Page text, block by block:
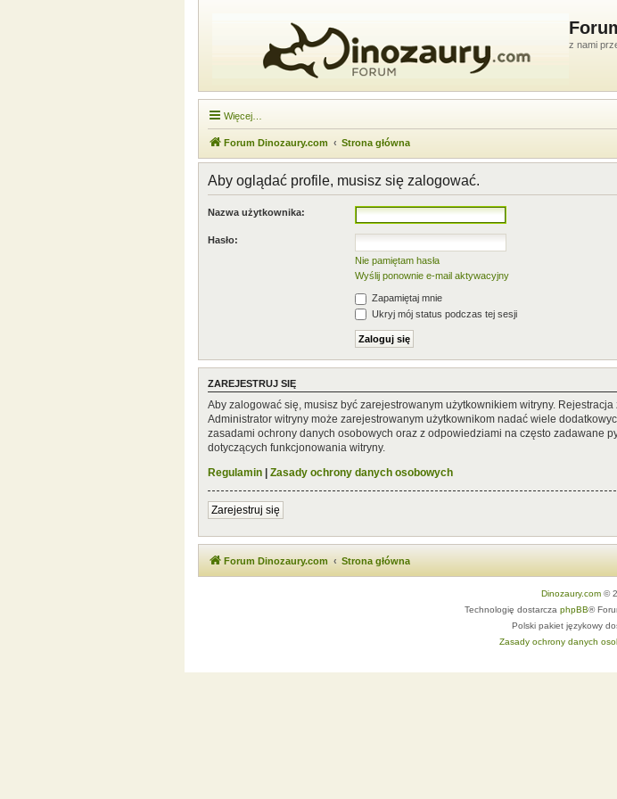
z nami
Więcej…
Forum Dinozaury.com Strona główna
Aby oglądać profile, musisz się zalogować.
Nazwa użytkownika:
Hasło:
Nie pamiętam hasła
Wyślij ponownie e-mail aktywacyjny
Zapamiętaj mnie
Ukryj mój status podczas tej sesji
ZAREJESTRUJ SIĘ
Aby zalogować się, musisz być zarejestrowanym użytkownikiem witryny.
Administrator witryny może zarejestrowanym użytkownikom nadać wiele
zasadami ochrony danych osobowych oraz z odpowiedziami na często zadawane
dotyczących funkcjonowania witryny.
Regulamin | Zasady ochrony danych osobowych
Zarejestruj się
Forum Dinozaury.com Strona główna
Dinozaury.com©
Technologię dostarcza phpBB®
Polski pakiet językowy
Zasady ochrony danych